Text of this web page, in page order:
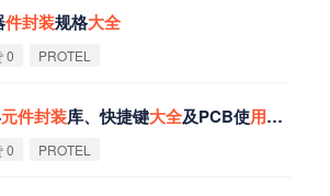
件封装规格大全
0 PROTEL
元件封装库、快捷键大全及PCB使用技巧
0 PROTEL